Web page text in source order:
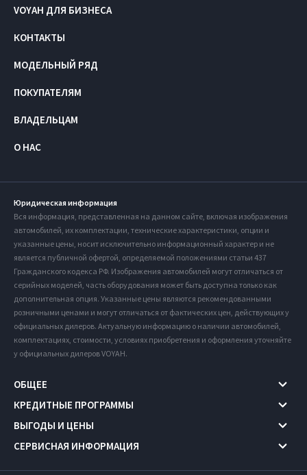
VOYAH ДЛЯ БИЗНЕСА
КОНТАКТЫ
МОДЕЛЬНЫЙ РЯД
ПОКУПАТЕЛЯМ
ВЛАДЕЛЬЦАМ
О НАС
Юридическая информация
Вся информация, представленная на данном сайте, включая изображения
автомобилей, их комплектации, технические характеристики, опции и
указанные цены, носит исключительно информационный характер и не
является публичной офертой, определяемой положениями статьи 437
Гражданского кодекса РФ. Изображения автомобилей могут отличаться от
серийных моделей, часть оборудования может быть доступна только как
дополнительная опция. Указанные цены являются рекомендованными
розничными ценами и могут отличаться от фактических цен, действующих у
официальных дилеров. Актуальную информацию о наличии автомобилей,
комплектациях, стоимости, условиях приобретения и оформления уточняйте
у официальных дилеров VOYAH.
ОБЩЕЕ
КРЕДИТНЫЕ ПРОГРАММЫ
ВЫГОДЫ И ЦЕНЫ
СЕРВИСНАЯ ИНФОРМАЦИЯ